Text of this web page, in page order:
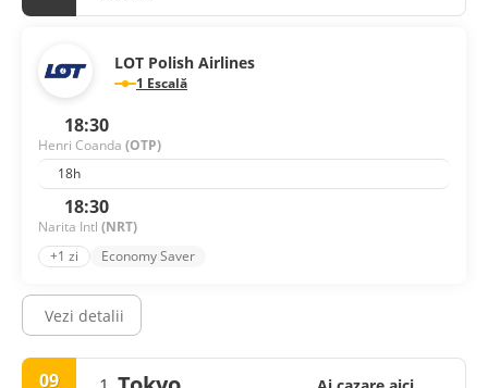
LOT Polish Airlines
1 Escală
18:30
Henri Coanda (OTP)
18h
18:30
Narita Intl (NRT)
+1 zi
Economy Saver
Vezi detalii
09